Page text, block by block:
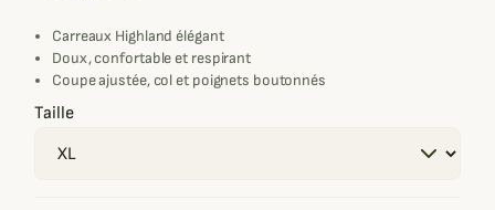
Carreaux Highland élégant
Doux, confortable et respirant
Coupe ajustée, col et poignets boutonnés
Taille